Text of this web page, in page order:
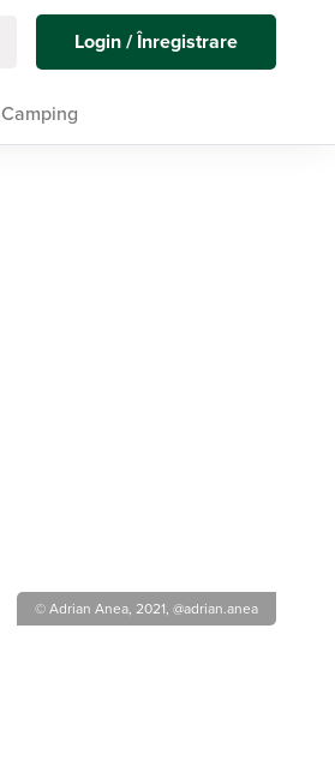
Login / Înregistrare
Camping
© Adrian Anea, 2021, @adrian.anea